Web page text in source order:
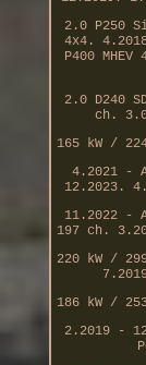
2.0 P250
4x4.
P400
2.0 D240
ch. 3.0
165 kW /
4.2021 -
12.2023.
11.2022 -
197 ch.
220 kW /
186 kW /
2.2019 -